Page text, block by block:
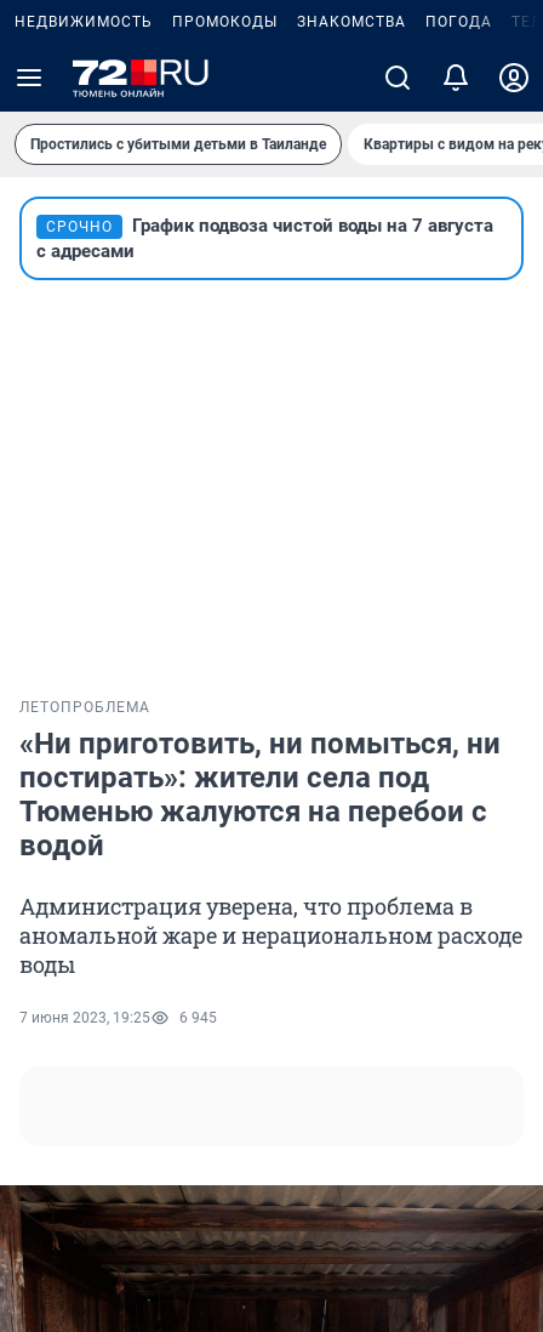
НЕДВИЖИМОСТЬ ПРОМОКОДЫ ЗНАКОМСТВА ПОГОДА
Простились с убитыми детьми в Таиланде Квартиры с видом на
СРОЧНО
График подвоза чистой воды на 7 августа
с адресами
ЛЕТО ПРОБЛЕМА
«Ни приготовить, ни помыться, ни
постирать»: жители села под
Тюменью жалуются на перебои с
водой
Администрация уверена, что проблема в
аномальной жаре и нерациональном расходе
воды
7 июня 2023, 19:25 6 945